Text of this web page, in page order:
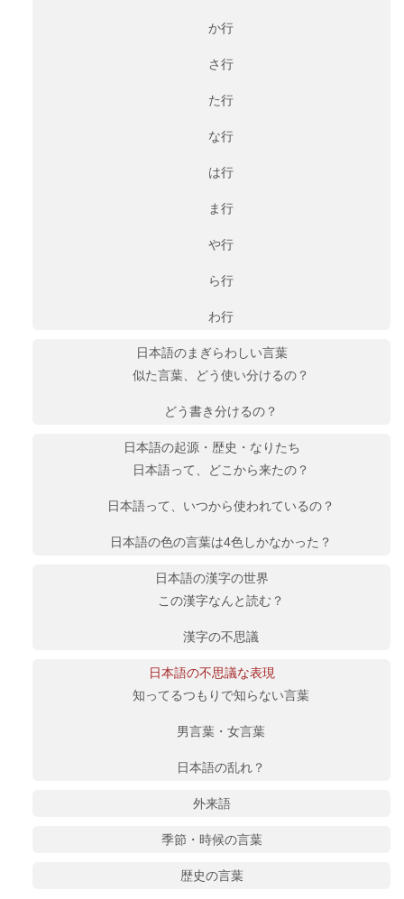
か行
さ行
た行
な行
は行
ま行
や行
ら行
わ行
日本語のまぎらわしい言葉
似た言葉、どう使い分けるの？
どう書き分けるの？
日本語の起源・歴史・なりたち
日本語って、どこから来たの？
日本語って、いつから使われているの？
日本語の色の言葉は4色しかなかった？
日本語の漢字の世界
この漢字なんと読む？
漢字の不思議
日本語の不思議な表現
知ってるつもりで知らない言葉
男言葉・女言葉
日本語の乱れ？
外来語
季節・時候の言葉
歴史の言葉